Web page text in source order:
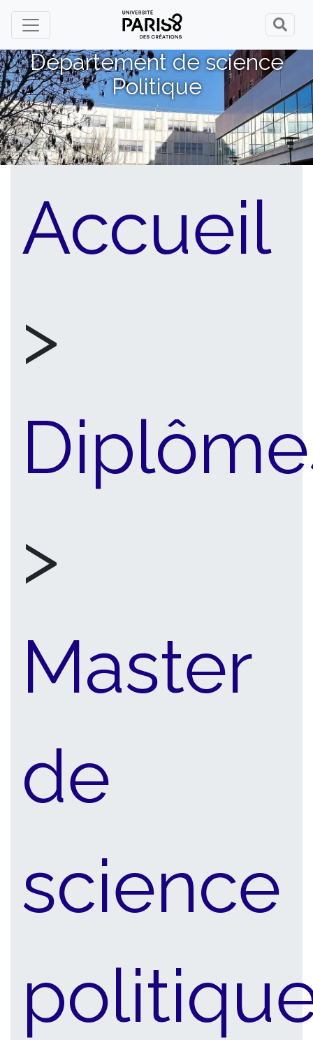
Panneau de gestion des cookies
Département de science
Politique
Accueil
>
>
Master
de
science